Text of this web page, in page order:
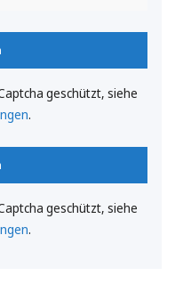
geschützt, siehe
.
geschützt, siehe
.